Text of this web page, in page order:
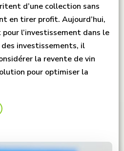
d’une collection sans
en tirer profit. Aujourd’hui,
l’investissement dans le
investissements, il
la revente de vin
pour optimiser la